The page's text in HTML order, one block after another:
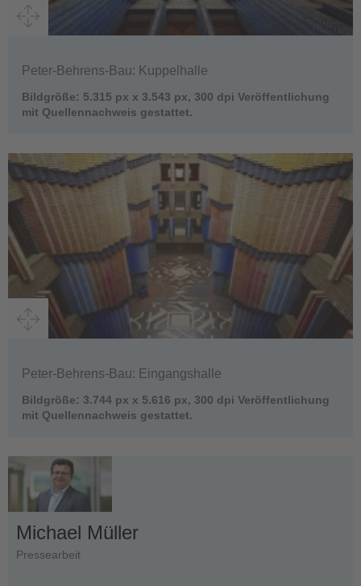
Peter-Behrens-Bau: Kuppelhalle
Bildgröße: 5.315 px x 3.543 px, 300 dpi Veröffentlichung
mit Quellennachweis gestattet.
Peter-Behrens-Bau: Eingangshalle
Bildgröße: 3.744 px x 5.616 px, 300 dpi Veröffentlichung
mit Quellennachweis gestattet.
Michael Müller
Pressearbeit